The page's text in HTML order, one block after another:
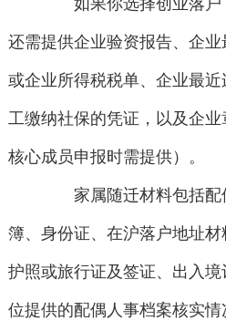
如果你选择创业落户
还需提供企业验资报告、企
或企业所得税税单、企业最
工缴纳社保的凭证，以及企
核心成员申报时需提供）。
家属随迁材料包括配
簿、身份证、在沪落户地址
护照或旅行证及签证、出入
位提供的配偶人事档案核实